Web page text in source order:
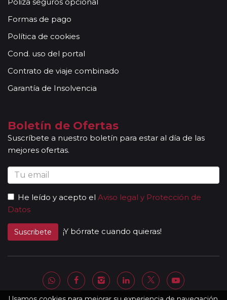
Formas de pago
Política de cookies
Cond. uso del portal
Contrato de viaje combinado
Garantía de Insolvencia
Boletín de Ofertas
Suscríbete a nuestro boletín para estar al día de las
mejores ofertas.
He leído y acepto el Aviso legal y Protección de
Datos
Suscribete ¡Y bórrate cuando quieras!